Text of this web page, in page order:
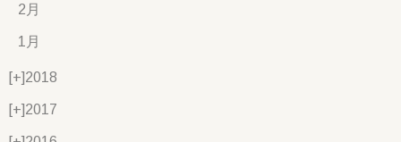
2月
1月
[+]2018
[+]2017